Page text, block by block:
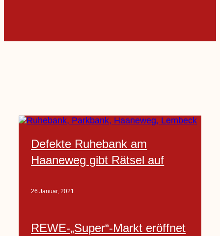
Defekte Ruhebank am
Haaneweg gibt Rätsel auf
26 Januar, 2021
REWE-„Super“-Markt eröffnet